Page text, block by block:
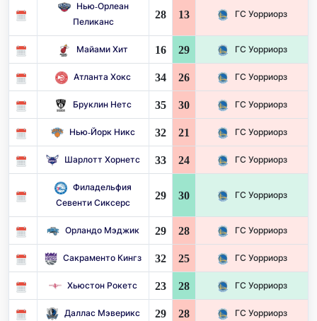
Нью-Орлеан
Пеликанс
28 13 ГС Уорриорз
Майами Хит 16 29 ГС Уорриорз
Атланта Хокс 34 26 ГС Уорриорз
Бруклин Нетс 35 30 ГС Уорриорз
Нью-Йорк Никс 32 21 ГС Уорриорз
Шарлотт Хорнетс 33 24 ГС Уорриорз
Филадельфия
Севенти Сиксерс
29 30 ГС Уорриорз
Орландо Мэджик 29 28 ГС Уорриорз
Сакраменто Кингз 32 25 ГС Уорриорз
Хьюстон Рокетс 23 28 ГС Уорриорз
Даллас Мэверикс 29 28 ГС Уорриорз